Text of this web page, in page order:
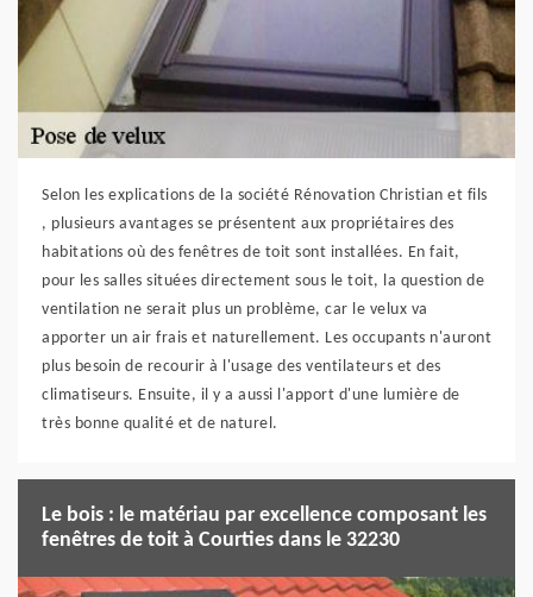
Selon les explications de la société Rénovation Christian et fils
, plusieurs avantages se présentent aux propriétaires des
habitations où des fenêtres de toit sont installées. En fait,
pour les salles situées directement sous le toit, la question de
ventilation ne serait plus un problème, car le velux va
apporter un air frais et naturellement. Les occupants n'auront
plus besoin de recourir à l'usage des ventilateurs et des
climatiseurs. Ensuite, il y a aussi l'apport d'une lumière de
très bonne qualité et de naturel.
Le bois : le matériau par excellence composant les
fenêtres de toit à Courties dans le 32230